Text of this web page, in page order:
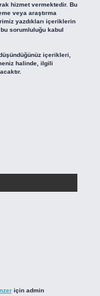
hizmet vermektedir. Bu
veya araştırma
yazdıkları içeriklerin
sorumluluğu kabul
içerikleri,
halinde, ilgili
için admin